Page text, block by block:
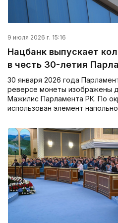
9 июля 2026 г. 15:16
Нацбанк выпускает
в честь 30-летия
30 января 2026 года
реверсе монеты изображены
Мажилис Парламента РК. По
использован элемент